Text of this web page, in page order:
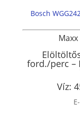
Bosch
Maxx
ford./perc –
Víz: